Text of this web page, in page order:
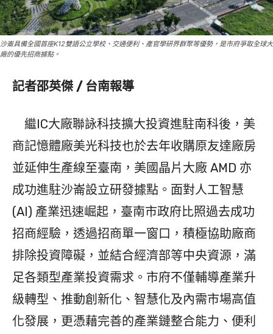
沙崙具備全國首座K12雙語公立學校、交通便利、產官學研界群聚等優勢，是市府爭取全球大
廠的優先招商據點。
記者邵英傑 / 台南報導
繼IC大廠聯詠科技擴大投資進駐南科後，美
商記憶體廠美光科技也於去年收購原友達廠房
並延伸生產線至臺南，美國晶片大廠 AMD 亦
成功進駐沙崙設立研發據點。面對人工智慧
(AI) 產業迅速崛起，臺南市政府比照過去成功
招商經驗，透過招商單一窗口，積極協助廠商
排除投資障礙，並結合經濟部等中央資源，滿
足各類型產業投資需求。市府不僅輔導產業升
級轉型、推動創新化、智慧化及內需市場高值
化發展，更憑藉完善的產業鏈整合能力、便利